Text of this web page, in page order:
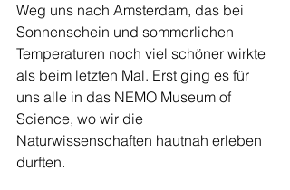
Weg uns nach Amsterdam, das bei
Sonnenschein und sommerlichen
Temperaturen noch viel schöner wirkte
als beim letzten Mal. Erst ging es für
uns alle in das NEMO Museum of
Science, wo wir die
Naturwissenschaften hautnah erleben
durften.